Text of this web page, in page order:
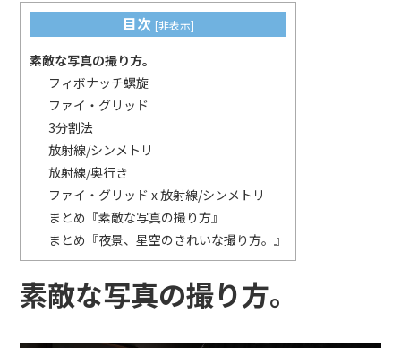
目次 [非表示]
素敵な写真の撮り方。
フィボナッチ螺旋
ファイ・グリッド
3分割法
放射線/シンメトリ
放射線/奥行き
ファイ・グリッド x 放射線/シンメトリ
まとめ『素敵な写真の撮り方』
まとめ『夜景、星空のきれいな撮り方。』
素敵な写真の撮り方。